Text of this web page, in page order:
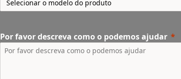
Por favor descreva como o podemos ajudar